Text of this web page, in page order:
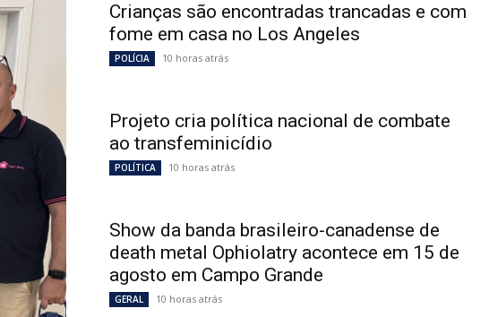
Crianças são encontradas trancadas e com
fome em casa no Los Angeles
POLÍCIA 10 horas atrás
Projeto cria política nacional de combate
ao transfeminicídio
POLÍTICA 10 horas atrás
Show da banda brasileiro-canadense de
death metal Ophiolatry acontece em 15 de
agosto em Campo Grande
GERAL 10 horas atrás